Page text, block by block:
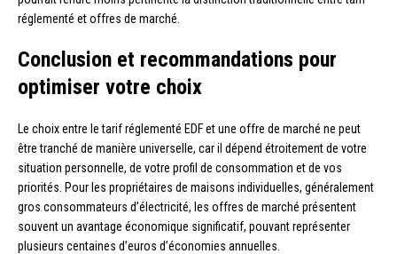
réglementé et offres de marché.
Conclusion et recommandations pour
optimiser votre choix
Le choix entre le tarif réglementé EDF et une offre de marché ne peut
être tranché de manière universelle, car il dépend étroitement de votre
situation personnelle, de votre profil de consommation et de vos
priorités. Pour les propriétaires de maisons individuelles, généralement
gros consommateurs d’électricité, les offres de marché présentent
souvent un avantage économique significatif, pouvant représenter
plusieurs centaines d’euros d’économies annuelles.